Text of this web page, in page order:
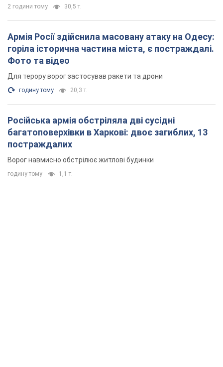
Російська армія обстріляла дві сусідні
багатоповерхівки в Харкові: двоє загиблих, 13
постраждалих
Ворог навмисно обстрілює житлові будинки
годину тому 1,1 т.